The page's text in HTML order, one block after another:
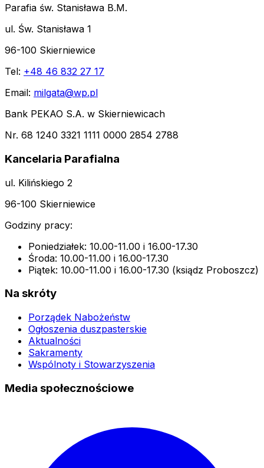
Parafia św. Stanisława B.M.
ul. Św. Stanisława 1
96-100 Skierniewice
Tel: +48 46 832 27 17
Email: milgata@wp.pl
Bank PEKAO S.A. w Skierniewicach
Nr. 68 1240 3321 1111 0000 2854 2788
Kancelaria Parafialna
ul. Kilińskiego 2
96-100 Skierniewice
Godziny pracy:
Poniedziałek: 10.00-11.00 i 16.00-17.30
Środa: 10.00-11.00 i 16.00-17.30
Piątek: 10.00-11.00 i 16.00-17.30 (ksiądz Proboszcz)
Na skróty
Porządek Nabożeństw
Ogłoszenia duszpasterskie
Aktualności
Sakramenty
Wspólnoty i Stowarzyszenia
Media społecznościowe